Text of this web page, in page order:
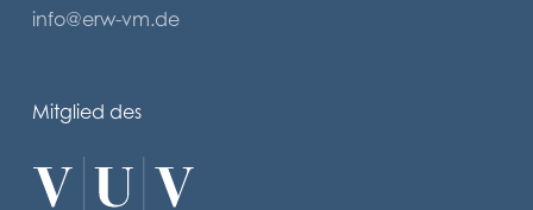
info@erw-vm.de
Mitglied des